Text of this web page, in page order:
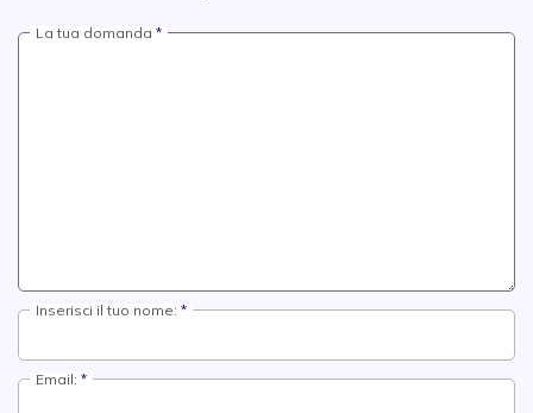
La tua domanda
Inserisci il tuo nome:
Email: